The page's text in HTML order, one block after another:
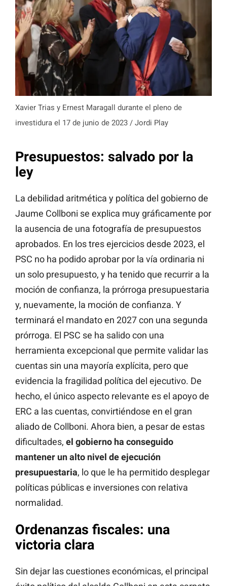
Xavier Trias y Ernest Maragall durante el pleno de
investidura el 17 de junio de 2023 / Jordi Play
Presupuestos: salvado por la
ley
La debilidad aritmética y política del gobierno de
Jaume Collboni se explica muy gráficamente por
la ausencia de una fotografía de presupuestos
aprobados. En los tres ejercicios desde 2023, el
PSC no ha podido aprobar por la vía ordinaria ni
un solo presupuesto, y ha tenido que recurrir a la
moción de confianza, la prórroga presupuestaria
y, nuevamente, la moción de confianza. Y
terminará el mandato en 2027 con una segunda
prórroga. El PSC se ha salido con una
herramienta excepcional que permite validar las
cuentas sin una mayoría explícita, pero que
evidencia la fragilidad política del ejecutivo. De
hecho, el único aspecto relevante es el apoyo de
ERC a las cuentas, convirtiéndose en el gran
aliado de Collboni. Ahora bien, a pesar de estas
dificultades, el gobierno ha conseguido
mantener un alto nivel de ejecución
presupuestaria, lo que le ha permitido desplegar
políticas públicas e inversiones con relativa
normalidad.
Ordenanzas fiscales: una
victoria clara
Sin dejar las cuestiones económicas, el principal